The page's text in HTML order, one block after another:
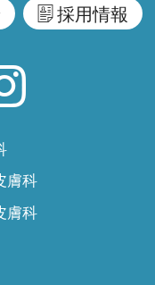
採用情報
膚科
膚科